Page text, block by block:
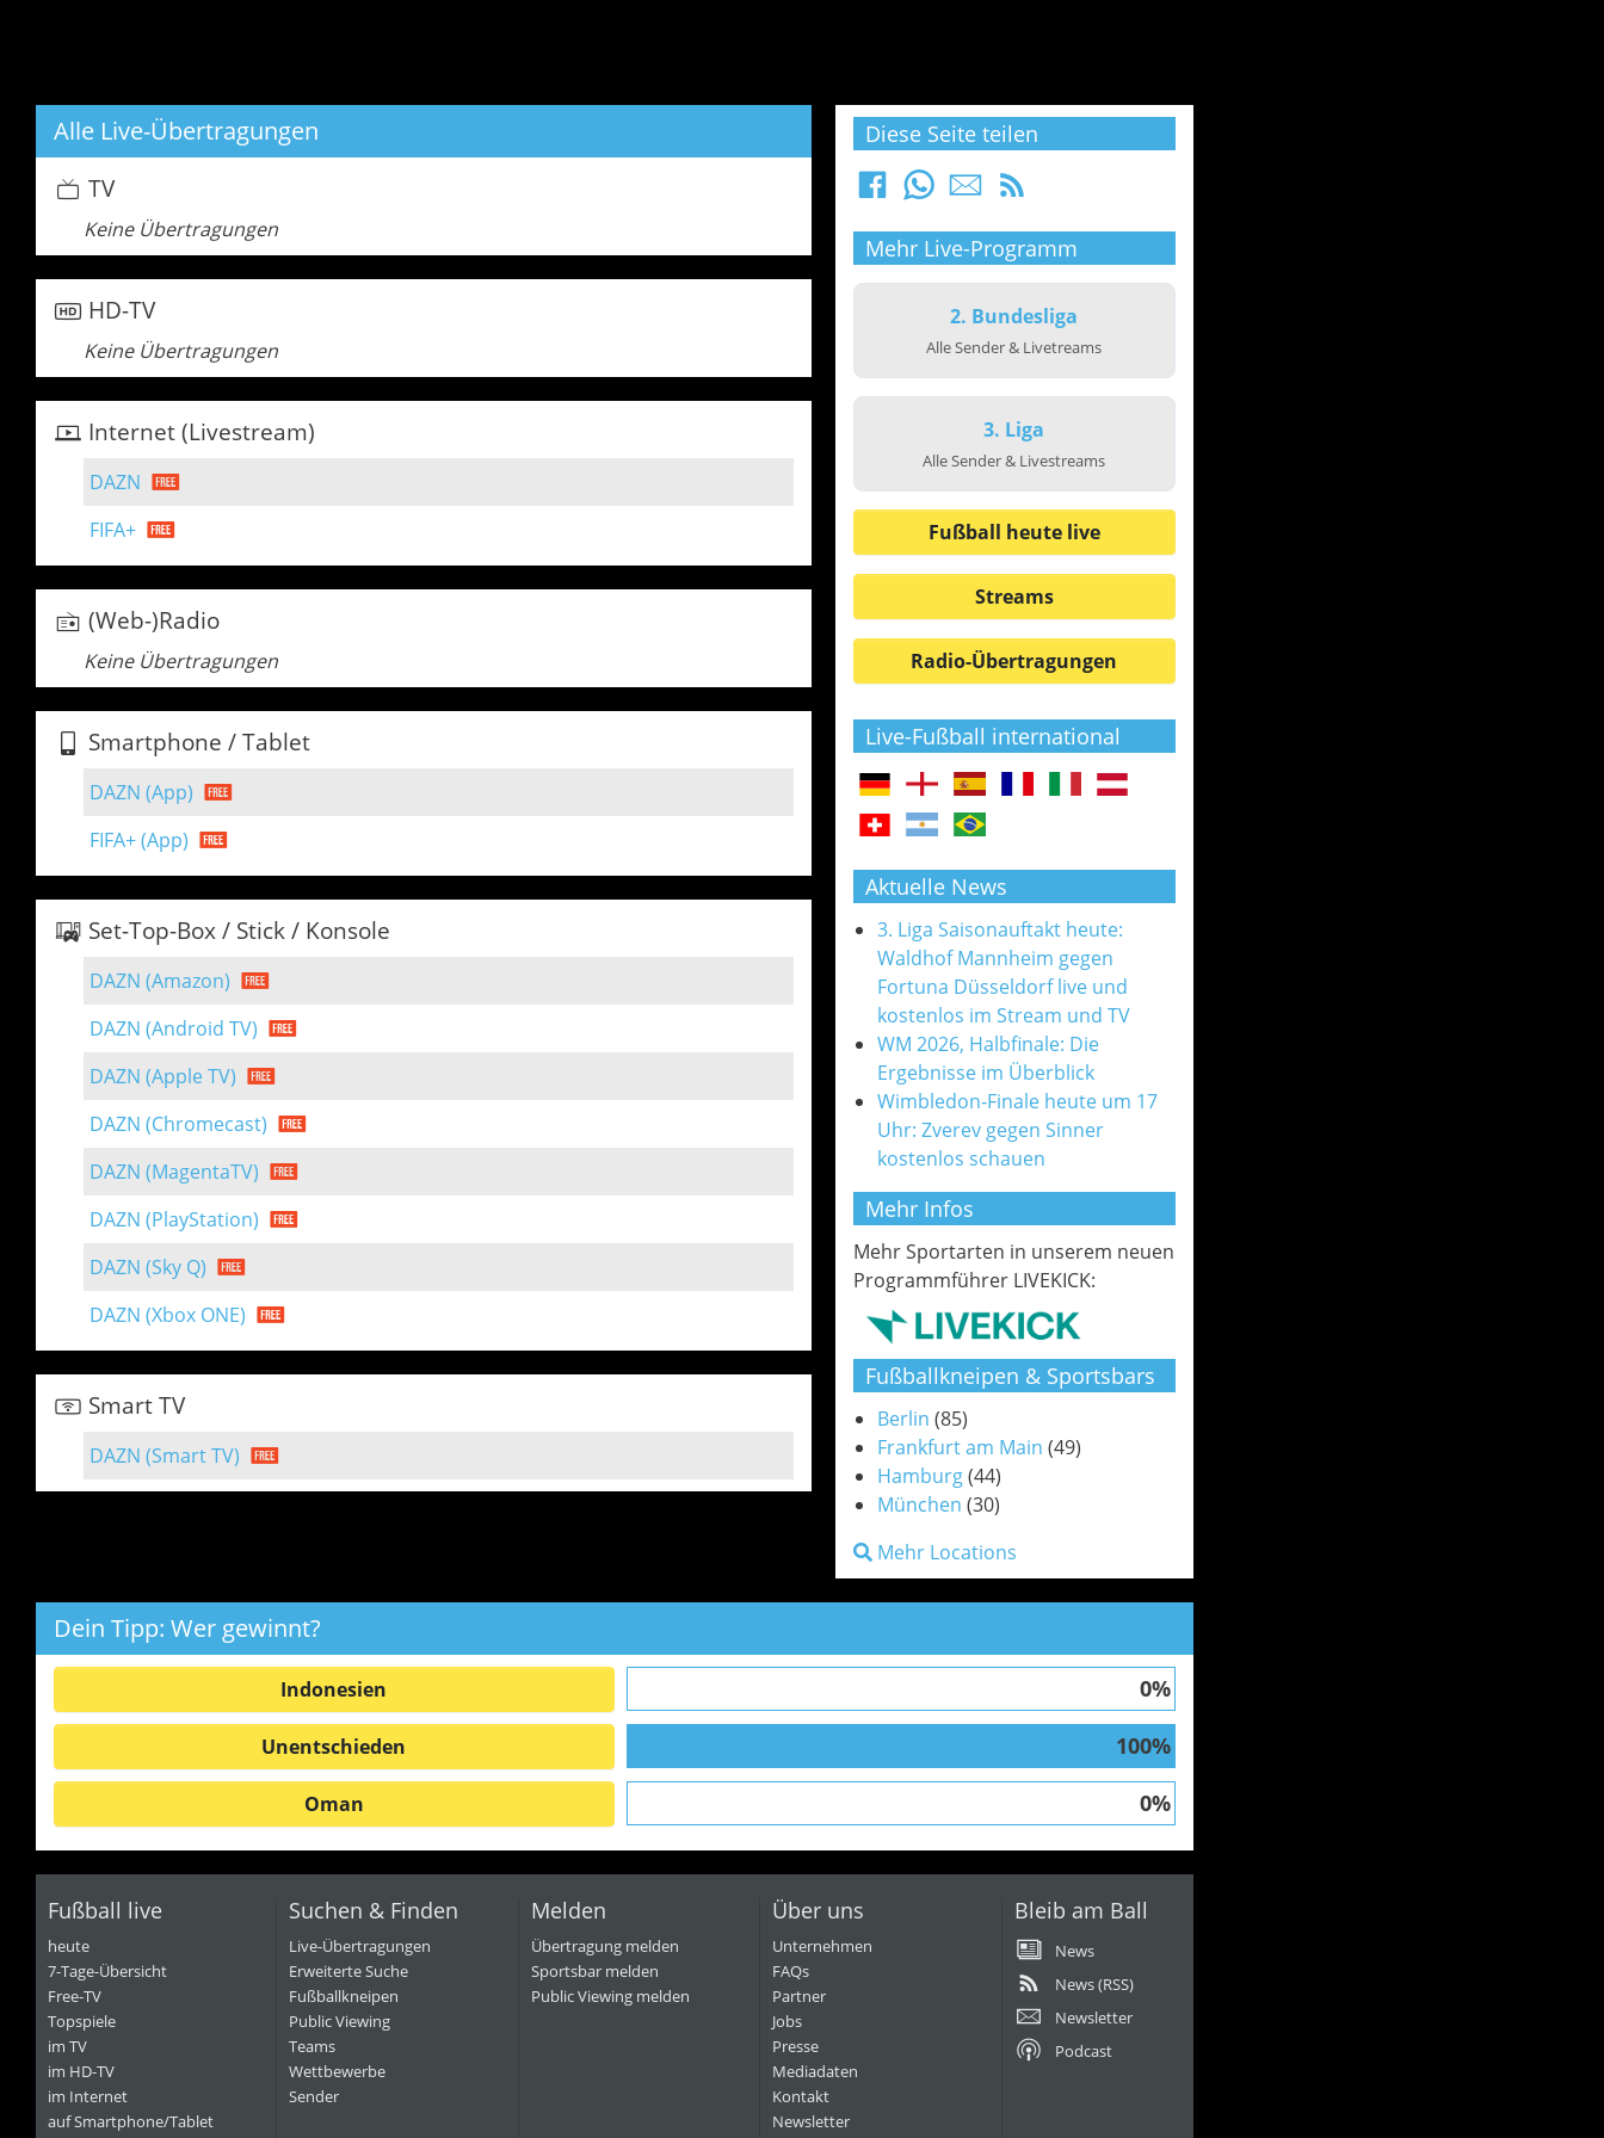
Alle Live-Übertragungen
TV
Keine Übertragungen
HD-TV
Keine Übertragungen
Internet (Livestream)
DAZN
FIFA+
(Web-)Radio
Keine Übertragungen
Smartphone / Tablet
DAZN (App)
FIFA+ (App)
Set-Top-Box / Stick / Konsole
DAZN (Amazon)
DAZN (Android TV)
DAZN (Apple TV)
DAZN (Chromecast)
DAZN (MagentaTV)
DAZN (PlayStation)
DAZN (Sky Q)
DAZN (Xbox ONE)
Smart TV
DAZN (Smart TV)
Diese Seite teilen
Mehr Live-Programm
2. Bundesliga
Alle Sender & Livetreams
3. Liga
Alle Sender & Livestreams
Fußball heute live
Streams
Radio-Übertragungen
Live-Fußball international
Aktuelle News
3. Liga Saisonauftakt heute:
Waldhof Mannheim gegen
Fortuna Düsseldorf live und
kostenlos im Stream und TV
WM 2026, Halbfinale: Die
Ergebnisse im Überblick
Wimbledon-Finale heute um 17
Uhr: Zverev gegen Sinner
kostenlos schauen
Mehr Infos
Mehr Sportarten in unserem neuen
Programmführer LIVEKICK:
Fußballkneipen & Sportsbars
Berlin (85)
Frankfurt am Main (49)
Hamburg(44)
München (30)
Mehr Locations
Dein Tipp: Wer gewinnt?
Indonesien 0%
Unentschieden 100%
Oman 0%
Fußball live
heute
7-Tage-Übersicht
Free-TV
Topspiele
im TV
im HD-TV
im Internet
auf Smartphone/Tablet
Suchen & Finden
Live-Übertragungen
Erweiterte Suche
Fußballkneipen
Public Viewing
Teams
Wettbewerbe
Sender
Melden
Übertragung melden
Sportsbar melden
Public Viewing melden
Über uns
Unternehmen
FAQs
Partner
Jobs
Presse
Mediadaten
Kontakt
Newsletter
Bleib am Ball
News
News (RSS)
Newsletter
Podcast